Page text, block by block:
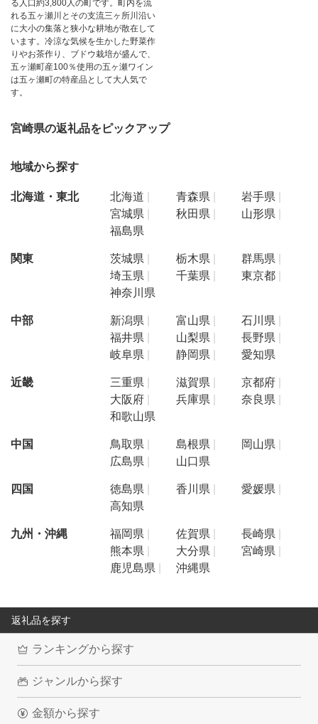
る人口約3,800人の町です。町内を流
れる五ヶ瀬川とその支流三ヶ所川沿い
に大小の集落と狭小な耕地が散在して
います。冷涼な気候を生かした野菜作
りやお茶作り、ブドウ栽培が盛んで、
五ヶ瀬町産100％使用の五ヶ瀬ワイン
は五ヶ瀬町の特産品として大人気で
す。
宮崎県の返礼品をピックアップ
地域から探す
北海道・東北 北海道 青森県
岩手県
宮城県
秋田県
山形県
福島県
関東 茨城県 栃木県
群馬県
埼玉県
千葉県
東京都
神奈川県
中部 新潟県 富山県
石川県
福井県
山梨県
長野県
岐阜県
静岡県 愛知県
近畿 三重県 滋賀県
京都府
大阪府
兵庫県
奈良県
和歌山県
中国 鳥取県 島根県
岡山県
広島県
山口県
四国 徳島県 香川県
愛媛県
高知県
九州・沖縄 福岡県 佐賀県
長崎県
熊本県
大分県
宮崎県
鹿児島県
沖縄県
返礼品を探す
ランキングから探す
ジャンルから探す
金額から探す